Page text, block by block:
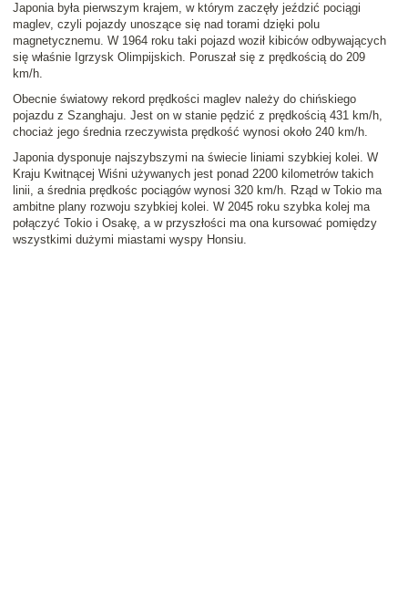
Japonia była pierwszym krajem, w którym zaczęły jeździć pociągi
maglev, czyli pojazdy unoszące się nad torami dzięki polu
magnetycznemu. W 1964 roku taki pojazd woził kibiców odbywających
się właśnie Igrzysk Olimpijskich. Poruszał się z prędkością do 209
km/h.
Obecnie światowy rekord prędkości maglev należy do chińskiego
pojazdu z Szanghaju. Jest on w stanie pędzić z prędkością 431 km/h,
chociaż jego średnia rzeczywista prędkość wynosi około 240 km/h.
Japonia dysponuje najszybszymi na świecie liniami szybkiej kolei. W
Kraju Kwitnącej Wiśni używanych jest ponad 2200 kilometrów takich
linii, a średnia prędkośc pociągów wynosi 320 km/h. Rząd w Tokio ma
ambitne plany rozwoju szybkiej kolei. W 2045 roku szybka kolej ma
połączyć Tokio i Osakę, a w przyszłości ma ona kursować pomiędzy
wszystkimi dużymi miastami wyspy Honsiu.